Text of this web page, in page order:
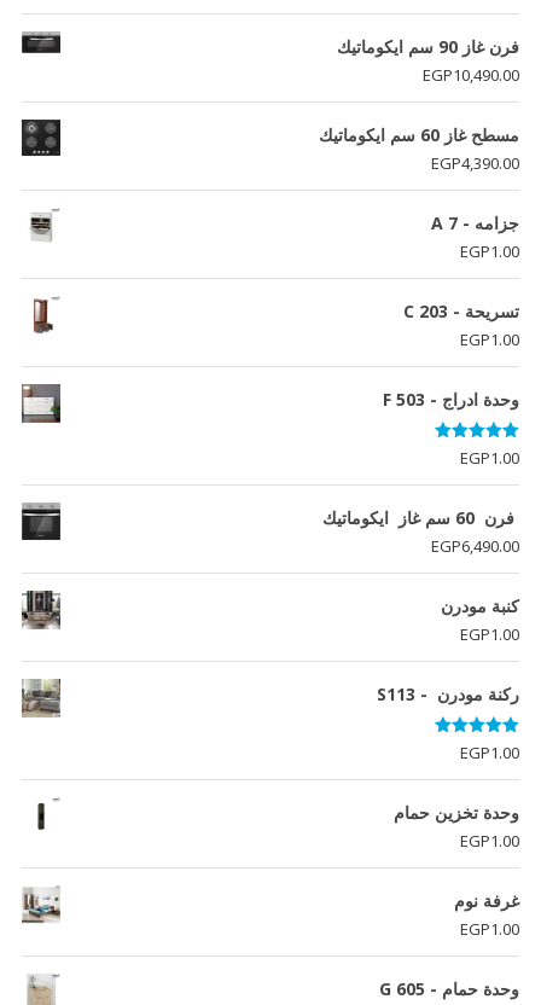
فرن غاز 90 سم ايكوماتيك
EGP10,490.00
مسطح غاز 60 سم ايكوماتيك
EGP4,390.00
جزامه - A 7
EGP1.00
تسريحة - C 203
EGP1.00
وحدة ادراج - F 503
تم التقييم
5.00
من 5
EGP1.00
فرن 60 سم غاز ايكوماتيك
EGP6,490.00
كنبة مودرن
EGP1.00
ركنة مودرن - S113
تم التقييم
5.00
من 5
EGP1.00
وحدة تخزين حمام
EGP1.00
غرفة نوم
EGP1.00
وحدة حمام - G 605